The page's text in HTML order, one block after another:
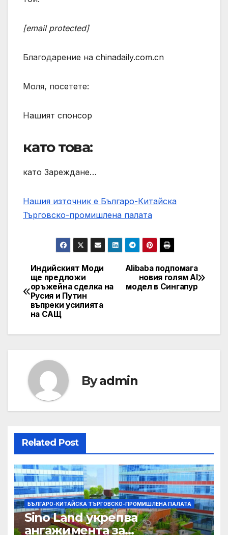
[email protected]
Благодарение на chinadaily.com.cn
Моля, посетете:
Нашият спонсор
като това:
като Зареждане…
Нашия източник е Българо-Китайска
Търговско-промишлена палaта
Post
navigation
Alibaba подпомага
новия голям AI
модел в Сингапур
Индийският Моди
ще предложи
оръжейна сделка на
Русия и Путин
въпреки усилията
на САЩ
Byadmin
Related Post
БЪЛГАРО-КИТАЙСКА ТЪРГОВСКО-ПРОМИШЛЕНА ПАЛАТА
Sino Land укрепва
ангажимента за